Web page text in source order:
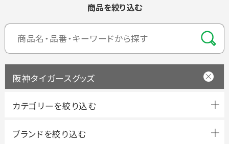
商品を絞り込む
阪神タイガースグッズ
ブランドを絞り込む